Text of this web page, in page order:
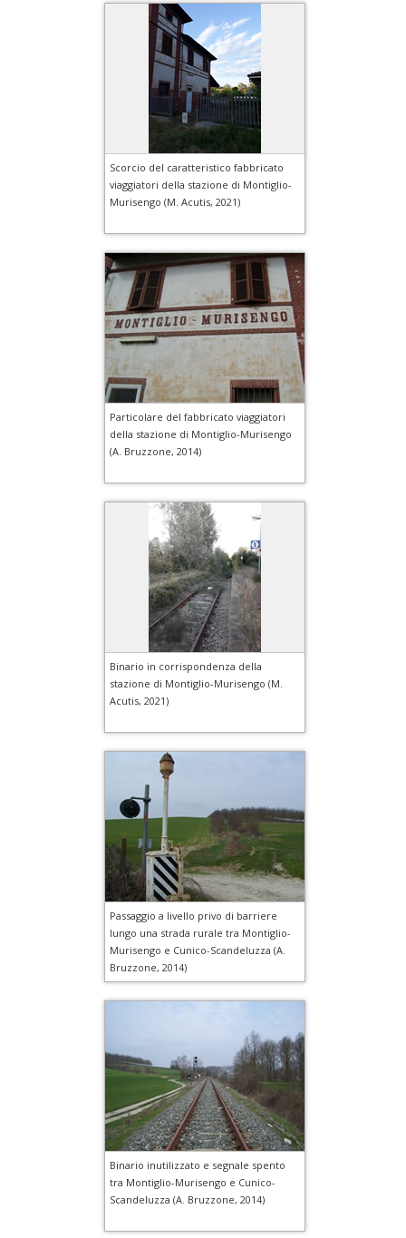
Scorcio del caratteristico fabbricato
viaggiatori della stazione di Montiglio-
Murisengo (M. Acutis, 2021)
Particolare del fabbricato viaggiatori
della stazione di Montiglio-Murisengo
(A. Bruzzone, 2014)
Binario in corrispondenza della
stazione di Montiglio-Murisengo (M.
Acutis, 2021)
Passaggio a livello privo di barriere
lungo una strada rurale tra Montiglio-
Murisengo e Cunico-Scandeluzza (A.
Bruzzone, 2014)
Binario inutilizzato e segnale spento
tra Montiglio-Murisengo e Cunico-
Scandeluzza (A. Bruzzone, 2014)